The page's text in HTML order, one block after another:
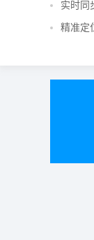
实时同
精准定